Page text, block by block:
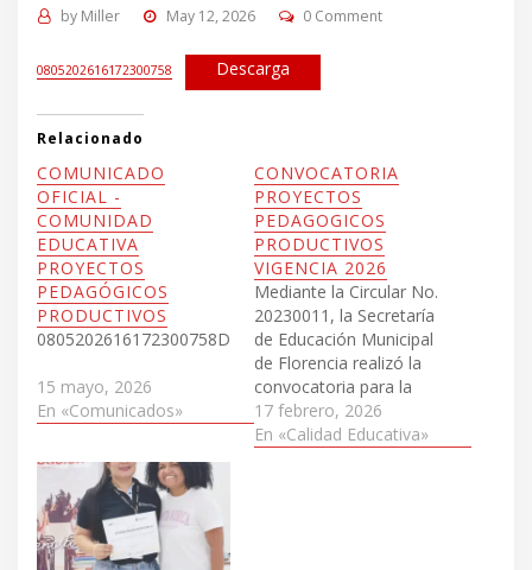
by Miller May 12, 2026 0 Comment
0805202616172300758 Descarga
Relacionado
COMUNICADO
OFICIAL -
COMUNIDAD
EDUCATIVA
PROYECTOS
PEDAGÓGICOS
PRODUCTIVOS
0805202616172300758Descarga
15 mayo, 2026
En «Comunicados»
CONVOCATORIA
PROYECTOS
PEDAGOGICOS
PRODUCTIVOS
VIGENCIA 2026
Mediante la Circular No.
20230011, la Secretaría
de Educación Municipal
de Florencia realizó la
convocatoria para la
presentación de
Proyectos Pedagógicos
17 febrero, 2026
En «Calidad Educativa»